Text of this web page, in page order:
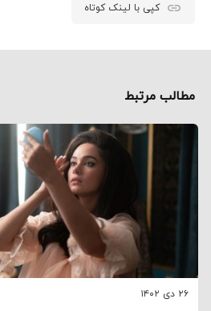
کپی با لینک کوتاه
مطالب مرتبط
۲۶ دی ۱۴۰۲